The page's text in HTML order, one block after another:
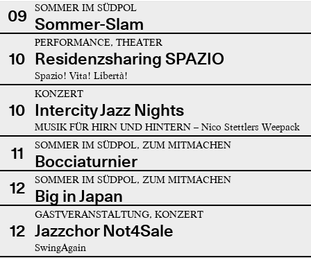
09
SOMMER IM SÜDPOL
Sommer-Slam
10
PERFORMANCE, THEATER
Residenzsharing SPAZIO
Spazio! Vita! Libertà!
10
KONZERT
Intercity Jazz Nights
MUSIK FÜR HIRN UND HINTERN – Nico Stettlers Weepack
11 SOMMER IM SÜDPOL, ZUM MITMACHEN
Bocciaturnier
12
SOMMER IM SÜDPOL, ZUM MITMACHEN
Big in Japan
12
GASTVERANSTALTUNG, KONZERT
Jazzchor Not4Sale
SwingAgain